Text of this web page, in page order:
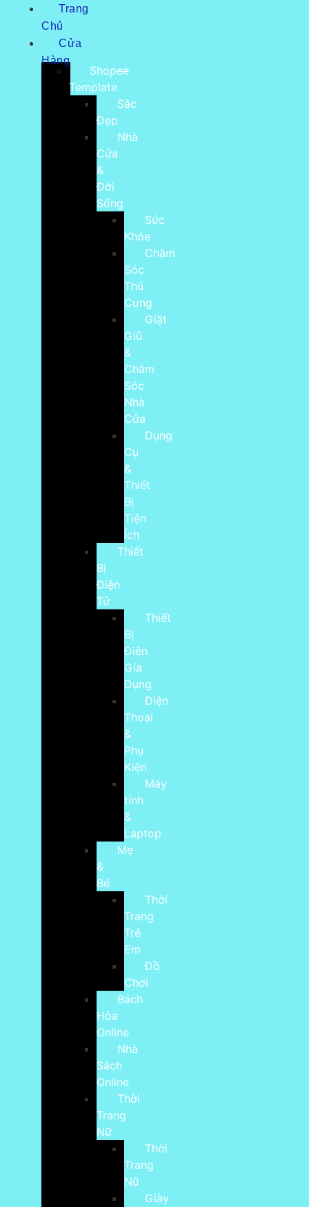
Trang
Chủ
Cửa
Hàng
Shopee
Template
Sắc
Đẹp
Nhà
Cửa
&
Đời
Sống
Sức
Khỏe
Chăm
Sóc
Thú
Cưng
Giặt
Giũ
&
Chăm
Sóc
Nhà
Cửa
Dụng
Cụ
&
Thiết
Bị
Tiện
Ích
Thiết
Bị
Điện
Tử
Thiết
Bị
Điện
Gia
Dụng
Điện
Thoại
&
Phụ
Kiện
Máy
tính
&
Laptop
Mẹ
&
Bé
Thời
Trang
Trẻ
Em
Đồ
Chơi
Bách
Hóa
Online
Nhà
Sách
Online
Thời
Trang
Nữ
Thời
Trang
Nữ
Giày